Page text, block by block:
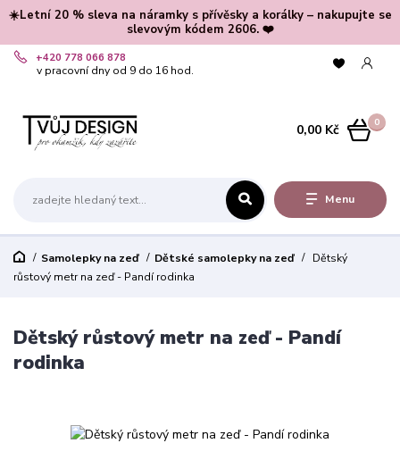
☀️Letní 20 % sleva na náramky s přívěsky a korálky – nakupujte se
slevovým kódem 2606. ❤️
Menu
+420 778 066 878
v pracovní dny od 9 do 16 hod.
0
0,00 Kč
Samolepky na zeď Dětské samolepky na zeď
Dětský
růstový metr na zeď - Pandí rodinka
Dětský růstový metr na zeď - Pandí
rodinka